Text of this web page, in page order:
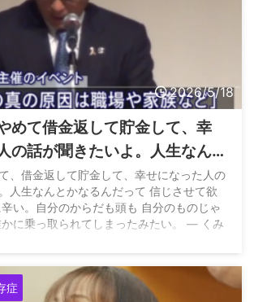
2026/5/18
めて借金返して貯金して、幸
の話が聞きたいよ。人生なん
って信じさせて欲しいよ。
、借金返して貯金して、幸せになった人の
人生なんとかなるんだって 信じさせて欲
い。自分のからだも頭も 自分のものじゃ
に乗っ取られてしまったみたい。 — くみ
症